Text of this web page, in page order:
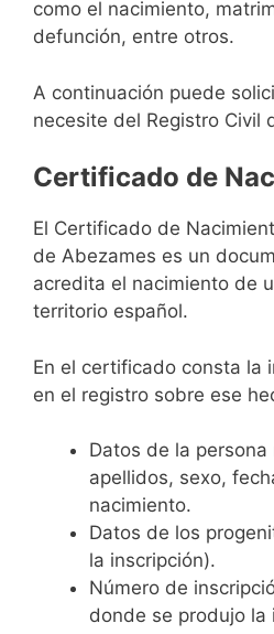
como el nacimiento,
defunción, entre otros.
A continuación puede
necesite del Registro Civil
Certificado de
El Certificado de
de Abezames es un
acredita el nacimiento de
territorio español.
En el certificado consta la
en el registro sobre ese
Datos de la
apellidos, sexo,
nacimiento.
Datos de los
la inscripción).
Número de
donde se produjo la